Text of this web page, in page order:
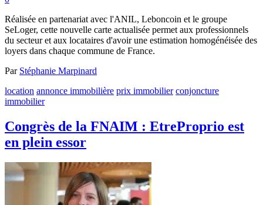
Réalisée en partenariat avec l'ANIL, Leboncoin et le groupe
SeLoger, cette nouvelle carte actualisée permet aux professionnels
du secteur et aux locataires d'avoir une estimation homogénéisée des
loyers dans chaque commune de France.
Par Stéphanie Marpinard
location annonce immobilière prix immobilier conjoncture
immobilier
Congrès de la FNAIM : EtreProprio est
en plein essor